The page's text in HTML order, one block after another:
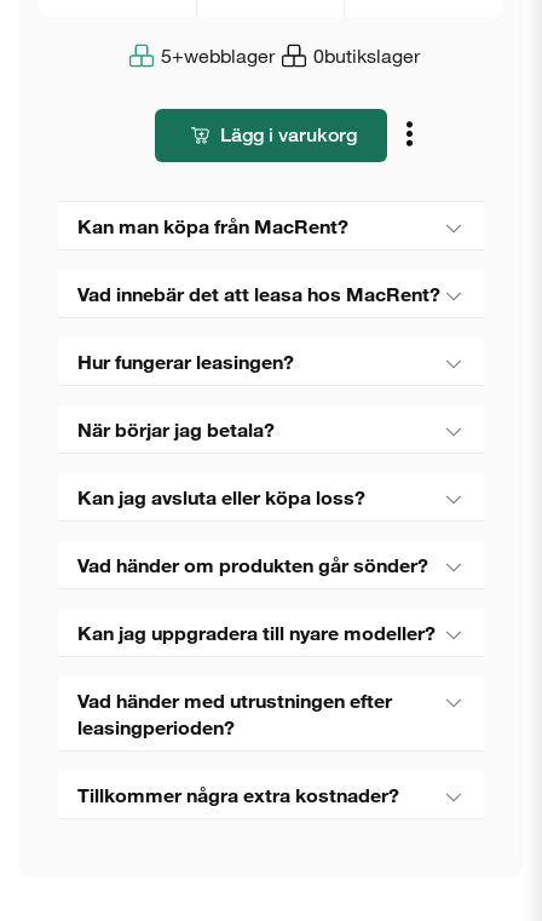
5+webblager 0butikslager
Lägg i varukorg
Kan man köpa från MacRent?
Vad innebär det att leasa hos MacRent?
Hur fungerar leasingen?
När börjar jag betala?
Kan jag avsluta eller köpa loss?
Vad händer om produkten går sönder?
Kan jag uppgradera till nyare modeller?
Vad händer med utrustningen efter
leasingperioden?
Tillkommer några extra kostnader?